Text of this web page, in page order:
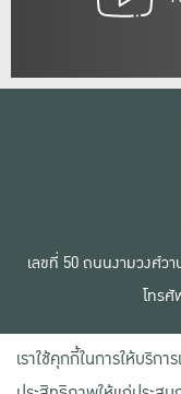
เลขที่ 50 ถนนงามวงศ์ว
โทรศั
เราใช้คุกกี้ในการให้บริก